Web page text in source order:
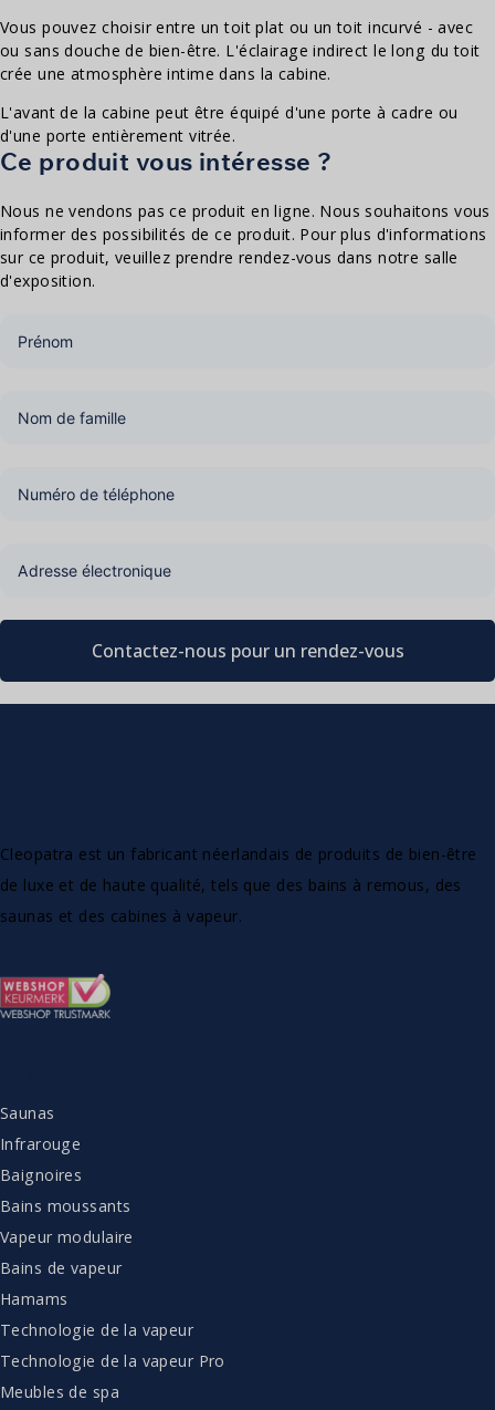
Vous pouvez choisir entre un toit plat ou un toit incurvé - avec
ou sans douche de bien-être. L'éclairage indirect le long du toit
crée une atmosphère intime dans la cabine.
L'avant de la cabine peut être équipé d'une porte à cadre ou
d'une porte entièrement vitrée.
Ce produit vous intéresse ?
Nous ne vendons pas ce produit en ligne. Nous souhaitons vous
informer des possibilités de ce produit. Pour plus d'informations
sur ce produit, veuillez prendre rendez-vous dans notre salle
d'exposition.
Contactez-nous pour un rendez-vous
Cleopatra est un fabricant néerlandais de produits de bien-être
de luxe et de haute qualité, tels que des bains à remous, des
saunas et des cabines à vapeur.
Saunas
Infrarouge
Baignoires
Bains moussants
Vapeur modulaire
Bains de vapeur
Hamams
Technologie de la vapeur
Technologie de la vapeur Pro
Meubles de spa